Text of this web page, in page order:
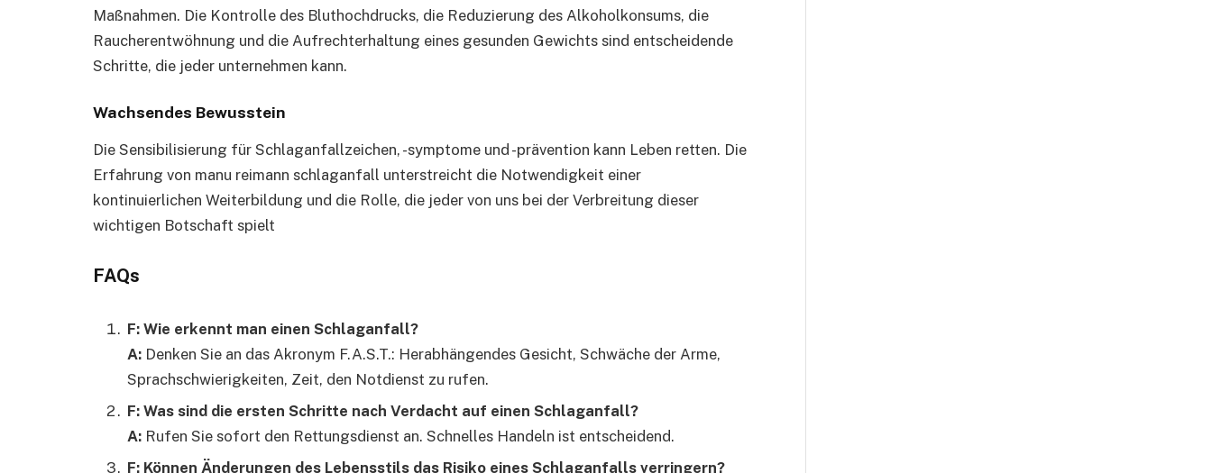
Maßnahmen. Die Kontrolle des Bluthochdrucks, die Reduzierung des Alkoholkonsums, die
Raucherentwöhnung und die Aufrechterhaltung eines gesunden Gewichts sind entscheidende
Schritte, die jeder unternehmen kann.
Wachsendes Bewusstein
Die Sensibilisierung für Schlaganfallzeichen, -symptome und -prävention kann Leben retten. Die
Erfahrung von manu reimann schlaganfall unterstreicht die Notwendigkeit einer
kontinuierlichen Weiterbildung und die Rolle, die jeder von uns bei der Verbreitung dieser
wichtigen Botschaft spielt
FAQs
F: Wie erkennt man einen Schlaganfall?
A: Denken Sie an das Akronym F.A.S.T.: Herabhängendes Gesicht, Schwäche der Arme,
Sprachschwierigkeiten, Zeit, den Notdienst zu rufen.
F: Was sind die ersten Schritte nach Verdacht auf einen Schlaganfall?
A: Rufen Sie sofort den Rettungsdienst an. Schnelles Handeln ist entscheidend.
F: Können Änderungen des Lebensstils das Risiko eines Schlaganfalls verringern?